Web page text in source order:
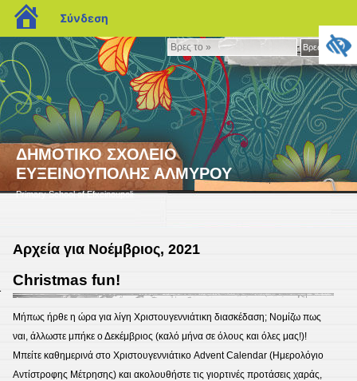
Βρες
το
»
Βρες το »
ΔΗΜΟΤΙΚΟ ΣΧΟΛΕΙΟ
ΕΥΞΕΙΝΟΥΠΟΛΗΣ ΑΛΜΥΡΟΥ
Primary School of Efxeinoupoli
Αρχεία για Νοέμβριος, 2021
Christmas fun!
Μήπως ήρθε η ώρα για λίγη Χριστουγεννιάτικη διασκέδαση; Νομίζω πως
ναι, άλλωστε μπήκε ο Δεκέμβριος (καλό μήνα σε όλους και όλες μας!)!
Μπείτε καθημερινά στο Χριστουγεννιάτικο Advent Calendar (Ημερολόγιο
Αντίστροφης Μέτρησης) και ακολουθήστε τις γιορτινές προτάσεις χαράς,
blogs.sch.gr
Σύνδεση